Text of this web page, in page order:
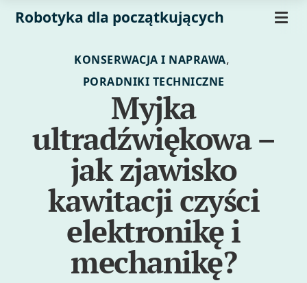
Robotyka dla początkujących
KONSERWACJA I NAPRAWA,
PORADNIKI TECHNICZNE
Myjka
ultradźwiękowa –
jak zjawisko
kawitacji czyści
elektronikę i
mechanikę?